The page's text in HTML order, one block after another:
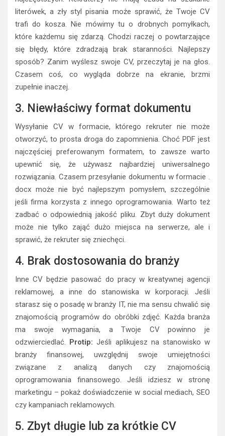
literówek, a zły styl pisania może sprawić, że Twoje CV
trafi do kosza. Nie mówimy tu o drobnych pomyłkach,
które każdemu się zdarzą. Chodzi raczej o powtarzające
się błędy, które zdradzają brak staranności. Najlepszy
sposób? Zanim wyślesz swoje CV, przeczytaj je na głos.
Czasem coś, co wygląda dobrze na ekranie, brzmi
zupełnie inaczej.
3. Niewłaściwy format dokumentu
Wysyłanie CV w formacie, którego rekruter nie może
otworzyć, to prosta droga do zapomnienia. Choć PDF jest
najczęściej preferowanym formatem, to zawsze warto
upewnić się, że używasz najbardziej uniwersalnego
rozwiązania. Czasem przesyłanie dokumentu w formacie .
docx może nie być najlepszym pomysłem, szczególnie
jeśli firma korzysta z innego oprogramowania. Warto też
zadbać o odpowiednią jakość pliku. Zbyt duży dokument
może nie tylko zająć dużo miejsca na serwerze, ale i
sprawić, że rekruter się zniechęci.
4. Brak dostosowania do branży
Inne CV będzie pasować do pracy w kreatywnej agencji
reklamowej, a inne do stanowiska w korporacji. Jeśli
starasz się o posadę w branży IT, nie ma sensu chwalić się
znajomością programów do obróbki zdjęć. Każda branża
ma swoje wymagania, a Twoje CV powinno je
odzwierciedlać.
Protip: Jeśli aplikujesz na stanowisko w
branży finansowej, uwzględnij swoje umiejętności
związane z analizą danych czy znajomością
oprogramowania finansowego. Jeśli idziesz w stronę
marketingu – pokaż doświadczenie w social mediach, SEO
czy kampaniach reklamowych.
5. Zbyt długie lub za krótkie CV